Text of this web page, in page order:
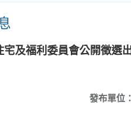
及福利委員會公開徵選
發布單位：